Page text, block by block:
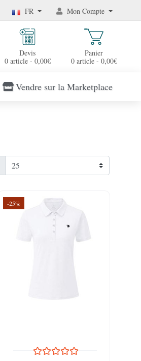
FR Mon Compte
Devis
0 article - 0,00€
Panier
0 article - 0,00€
Vendre sur la Marketplace
-25%